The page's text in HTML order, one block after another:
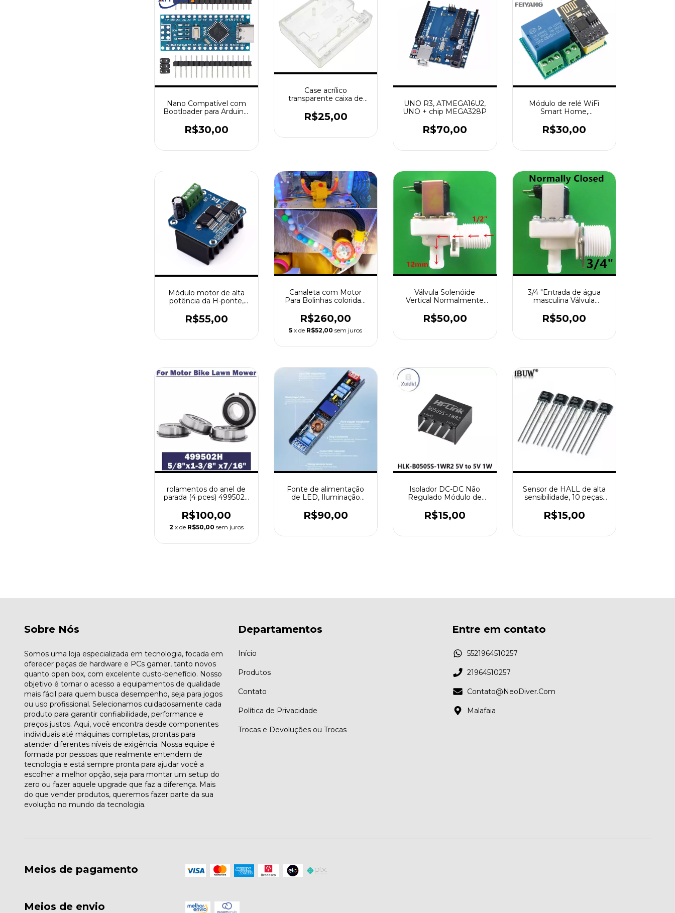
Nano Compatível com
Bootloader para Arduino,
USB CH340, 16Mhz,
ATMEGA328P
R$30,00
Case acrílico
transparente caixa de
compatível para arduino
uno r3
R$25,00
UNO R3, ATMEGA16U2,
UNO + chip MEGA328P
R$70,00
Módulo de relé WiFi
Smart Home,
remoto, aplicativo
Arduino Phone +
ESP8266, ESP-01S, 5V,
R$30,00
Módulo motor de alta
potência da H-ponte,
BTS7960, 43A
R$55,00
Canaleta com Motor
Para Bolinhas coloridas,
Fight Zombie, monster,
dinossauro, 16mm.
R$260,00
5 x de R$52,00 sem juros
Válvula Solenóide
Vertical Normalmente
Água, DC 12, 1/2 ", Válvula
de saída Masculino,
R$50,00
3/4 "Entrada de água
masculina Válvula
Normalmente Fechada
12 Voltios DC 12 V para
R$50,00
rolamentos do anel de
parada (4 pces) 499502h
Pistola Transformers
Jurassic park e outros
R$100,00
2 x de R$50,00 sem juros
Fonte de alimentação
de LED, Iluminação
doméstica, Entrada 220v
Sainada 12V, 300W,
R$90,00
Isolador DC-DC Não
Regulado Módulo de
Proteção Contra Curto-
Circuito HLK-B0505
R$15,00
Sensor de HALL de alta
sensibilidade, 10 peças,
R$15,00
Sobre Nós
Somos uma loja especializada em tecnologia, focada em
oferecer peças de hardware e PCs gamer, tanto novos
quanto open box, com excelente custo-benefício. Nosso
objetivo é tornar o acesso a equipamentos de qualidade
mais fácil para quem busca desempenho, seja para jogos
ou uso profissional. Selecionamos cuidadosamente cada
produto para garantir confiabilidade, performance e
preços justos. Aqui, você encontra desde componentes
individuais até máquinas completas, prontas para
atender diferentes níveis de exigência. Nossa equipe é
formada por pessoas que realmente entendem de
tecnologia e está sempre pronta para ajudar você a
escolher a melhor opção, seja para montar um setup do
zero ou fazer aquele upgrade que faz a diferença. Mais
do que vender produtos, queremos fazer parte da sua
evolução no mundo da tecnologia.
Departamentos
Início
Produtos
Contato
Política de Privacidade
Trocas e Devoluções ou Trocas
Entre em contato
5521964510257
21964510257
Contato@NeoDiver.Com
Malafaia
Meios de pagamento
Meios de envio